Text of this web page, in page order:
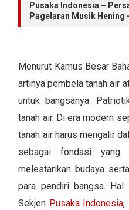
Pusaka Indonesia –
Pagelaran Musik Hening
Menurut Kamus Besar
artinya pembela tanah air
untuk bangsanya.
tanah air. Di era modern
tanah air harus mengalir
sebagai fondasi yang
melestarikan budaya
para pendiri bangsa. Hal
Sekjen Pusaka Indonesia,